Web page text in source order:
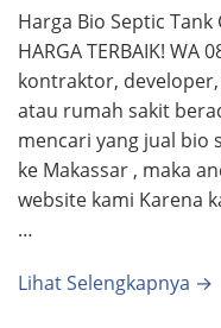
Harga Bio Septic
HARGA TERBAIK! WA
kontraktor,
atau rumah sakit
mencari yang jual bio
ke Makassar , maka
website kami Karena
…
Lihat Selengkapnya →